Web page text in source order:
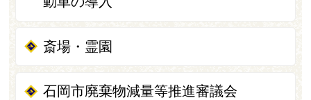
斎場・霊園
石岡市廃棄物減量等推進審議会